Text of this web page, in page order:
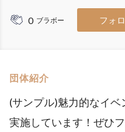
0 ブラボー フォ
団体紹介
(サンプル)魅力的なイ
実施しています！ぜひ